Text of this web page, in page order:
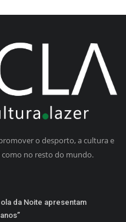
o desporto, a cultura e
no resto do mundo.
da Noite apresentam